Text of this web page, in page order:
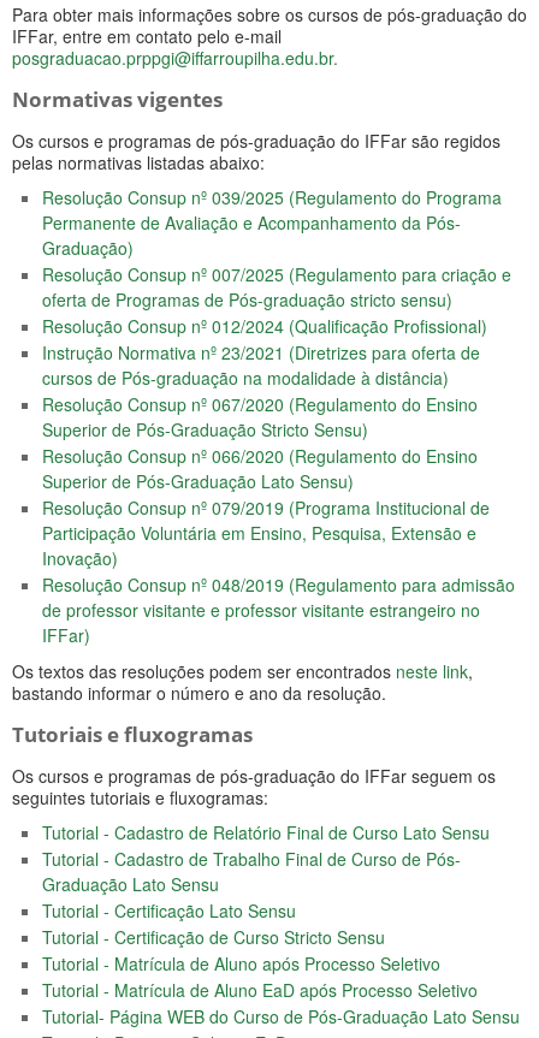
Para obter mais informações sobre os cursos de pós-graduação do
IFFar, entre em contato pelo e-mail
posgraduacao.prppgi@iffarroupilha.edu.br.
Normativas vigentes
Os cursos e programas de pós-graduação do IFFar são regidos
pelas normativas listadas abaixo:
Resolução Consup nº 039/2025 (Regulamento do Programa
Permanente de Avaliação e Acompanhamento da Pós-
Graduação)
Resolução Consup nº 007/2025 (Regulamento para criação e
oferta de Programas de Pós-graduação stricto sensu)
Resolução Consup nº 012/2024 (Qualificação Profissional)
Instrução Normativa nº 23/2021 (Diretrizes para oferta de
cursos de Pós-graduação na modalidade à distância)
Resolução Consup nº 067/2020 (Regulamento do Ensino
Superior de Pós-Graduação Stricto Sensu)
Resolução Consup nº 066/2020 (Regulamento do Ensino
Superior de Pós-Graduação Lato Sensu)
Resolução Consup nº 079/2019 (Programa Institucional de
Participação Voluntária em Ensino, Pesquisa, Extensão e
Inovação)
Resolução Consup nº 048/2019 (Regulamento para admissão
de professor visitante e professor visitante estrangeiro no
IFFar)
Os textos das resoluções podem ser encontrados neste link,
bastando informar o número e ano da resolução.
Tutoriais e fluxogramas
Os cursos e programas de pós-graduação do IFFar seguem os
seguintes tutoriais e fluxogramas:
Tutorial - Cadastro de Relatório Final de Curso Lato Sensu
Tutorial - Cadastro de Trabalho Final de Curso de Pós-
Graduação Lato Sensu
Tutorial - Certificação Lato Sensu
Tutorial - Certificação de Curso Stricto Sensu
Tutorial - Matrícula de Aluno após Processo Seletivo
Tutorial - Matrícula de Aluno EaD após Processo Seletivo
Tutorial- Página WEB do Curso de Pós-Graduação Lato Sensu